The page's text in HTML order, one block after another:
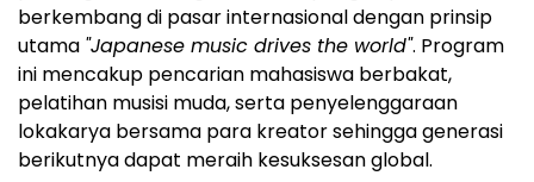
berkembang di pasar internasional dengan prinsip
utama "Japanese music drives the world". Program
ini mencakup pencarian mahasiswa berbakat,
pelatihan musisi muda, serta penyelenggaraan
lokakarya bersama para kreator sehingga generasi
berikutnya dapat meraih kesuksesan global.